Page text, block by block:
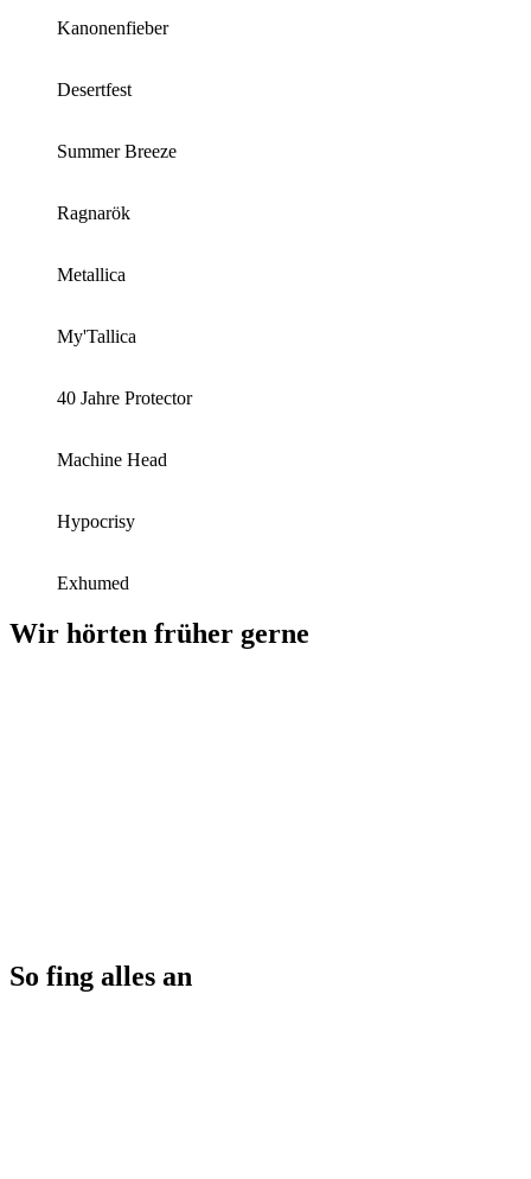
Kanonenfieber
Desertfest
Summer Breeze
Ragnarök
Metallica
My'Tallica
40 Jahre Protector
Machine Head
Hypocrisy
Exhumed
Wir hörten früher gerne
So fing alles an